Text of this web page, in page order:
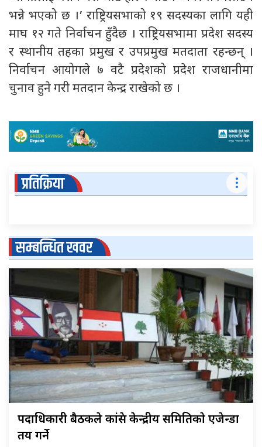
भन्ने भएको छ ।’ राष्ट्रियसभाको १९ सदस्यका लागि यही
माघ १२ गते निर्वाचन हुँदैछ । राष्ट्रियसभामा प्रदेश सदस्य
र स्थानीय तहका प्रमुख र उपप्रमुख मतदाता रहन्छन् ।
निर्वाचन आयोगले ७ वटै प्रदेशको प्रदेश राजधानीमा
चुनाव हुने गरी मतदान केन्द्र राखेको छ ।
प्रतिक्रिया
सम्बन्धित खवर
पदाधिकारी बैठकले कांग्रेस केन्द्रीय समितिकाे एजेन्डा
तय गर्ने